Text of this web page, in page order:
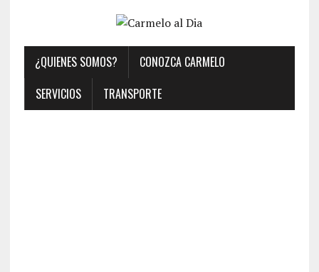
¿QUIENES SOMOS?
CONOZCA CARMELO
SERVICIOS
TRANSPORTE